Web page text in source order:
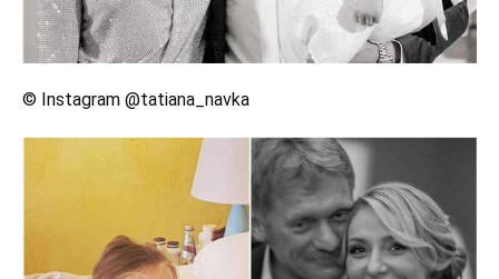
© Instagram @tatiana_navka